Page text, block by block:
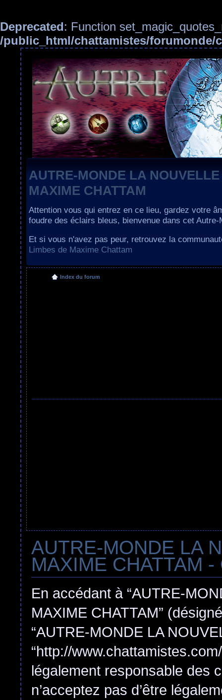
Deprecated: Function
/public_html/chattamistes/forumonde/
AUTRE-MONDE LA
MAXIME CHATTAM
Attention vous qui entrez en ce lieu, gardez votre
foudre des éclairs bleus, bienvenue dans cet Autre-
Et si vous n'avez pas peur, retrouvez la
Limbes de Maxime Chattam
Index du forum
AUTRE-MONDE LA
MAXIME CHATTAM
En accédant à “AUTRE-
MAXIME CHATTAM”
“AUTRE-MONDE LA
“http://
légalement responsable des
n’acceptez pas d’être